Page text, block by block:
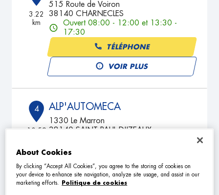
3.22
km
515 Route de Voiron
38140 CHARNECLES
Ouvert 08:00 - 12:00 et 13:30 -
17:30
TÉLÉPHONE
VOIR PLUS
4
10.59
ALP'AUTOMECA
1330 Le Marron
38140 SAINT PAUL D'IZEAUX
TÉLÉPHONE
VOIR PLUS
About Cookies
By clicking “Accept All Cookies”, you agree to the storing of cookies on
your device to enhance site navigation, analyze site usage, and assist in our
marketing efforts.
Politique de cookies